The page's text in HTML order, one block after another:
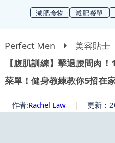
減肥食物 減肥餐單
Perfect Men 美容貼士
【腹肌訓練】擊退腰間肉
菜單！健身教練教你5招在
作者:Rachel Law | 更新：